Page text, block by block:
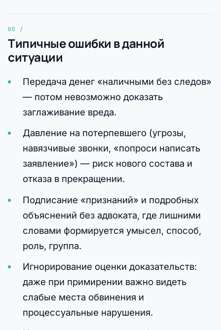
Типичные ошибки в данной
ситуации
Передача денег «наличными без следов»
— потом невозможно доказать
заглаживание вреда.
Давление на потерпевшего (угрозы,
навязчивые звонки, «попроси написать
заявление») — риск нового состава и
отказа в прекращении.
Подписание «признаний» и подробных
объяснений без адвоката, где лишними
словами формируется умысел, способ,
роль, группа.
Игнорирование оценки доказательств:
даже при примирении важно видеть
слабые места обвинения и
процессуальные нарушения.